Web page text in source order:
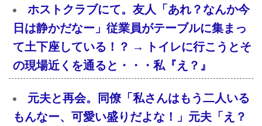
ホストクラブにて。友人「あれ？なんか今
日は静かだなー」従業員がテーブルに集まっ
て土下座している！？ → トイレに行こうとそ
の現場近くを通ると・・・私『え？』
元夫と再会。同僚「私さんはもう二人いる
もんなー、可愛い盛りだよな！」元夫「え？